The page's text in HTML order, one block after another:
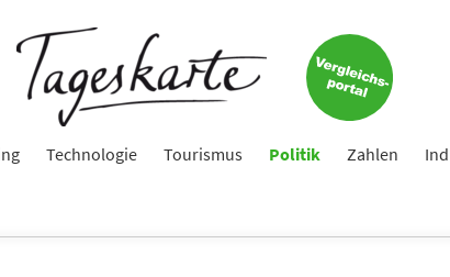
Technologie Tourismus Politik Zahlen